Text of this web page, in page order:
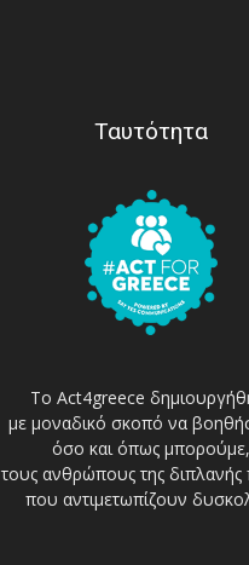
Ταυτότητα
Το Act4greece
με μοναδικό σκοπό να
όσο και όπως μπορούμε,
τους ανθρώπους της διπλανής
που αντιμετωπίζουν